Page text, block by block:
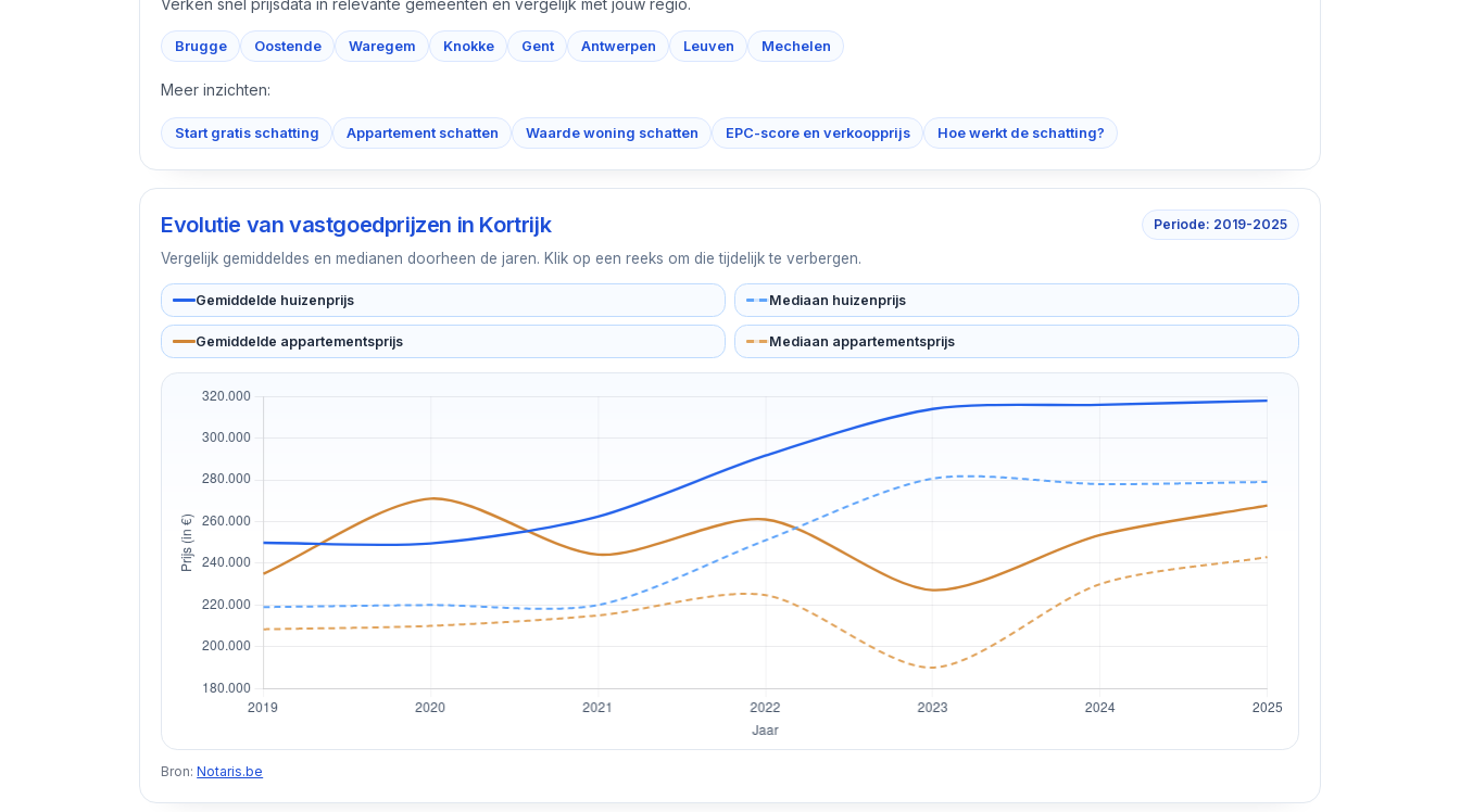
Brugge Oostende Waregem Knokke Gent Antwerpen Leuven Mechelen
Meer inzichten:
Start gratis schatting Appartement schatten Waarde woning schatten EPC-score en verkoopprijs Hoe werkt de schatting?
Evolutie van vastgoedprijzen in Kortrijk
Vergelijk gemiddeldes en medianen doorheen de jaren. Klik op een reeks om die tijdelijk te verbergen.
Periode: 2019-2025
Gemiddelde huizenprijs Mediaan huizenprijs
Gemiddelde appartementsprijs Mediaan appartementsprijs
Bron:Notaris.be